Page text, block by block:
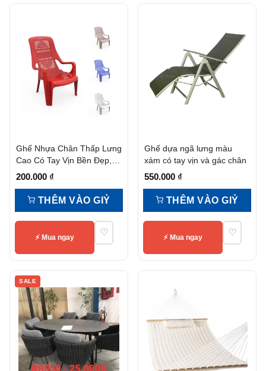
Ghế Nhựa Chân Thấp Lưng
Cao Có Tay Vịn Bền Đẹp,
Tiện Nghi
200.000 ₫
THÊM VÀO GIỶ
⚡ Mua ngay ♡
Ghế dựa ngã lưng màu
xám có tay vịn và gác chân
550.000 ₫
THÊM VÀO GIỶ
⚡ Mua ngay ♡
SALE